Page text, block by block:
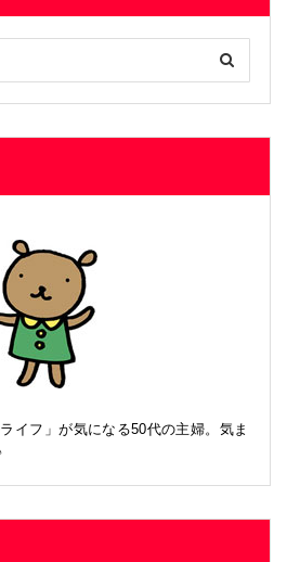
イフ」が気になる50代の主婦。気ま